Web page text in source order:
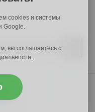
cookies и системы
Google.
вы соглашаетесь с